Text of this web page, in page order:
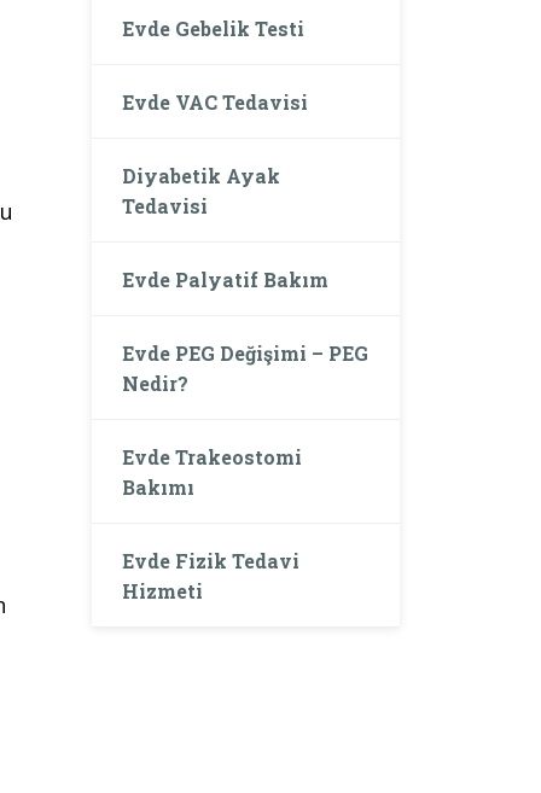
Evde Gebelik Testi
Evde VAC Tedavisi
Diyabetik Ayak
Tedavisi
Evde Palyatif Bakım
Evde PEG Değişimi – PEG
Nedir?
Evde Trakeostomi
Bakımı
Evde Fizik Tedavi
Hizmeti